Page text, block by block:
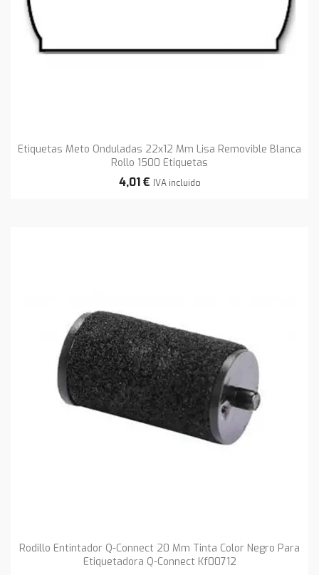
Etiquetas Meto Onduladas 22x12 Mm Lisa Removible Blanca
Rollo 1500 Etiquetas
4,01 € IVA incluido
Rodillo Entintador Q-Connect 20 Mm Tinta Color Negro Para
Etiquetadora Q-Connect Kf00712